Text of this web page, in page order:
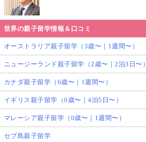
世界の親子留学情報＆口コミ
オーストラリア親子留学（3歳〜｜1週間〜）
ニュージーランド親子留学（2歳〜｜2泊3日〜）
カナダ親子留学（6歳〜｜1週間〜）
イギリス親子留学（0歳〜｜4泊5日〜）
マレーシア親子留学（0歳〜｜1週間〜）
セブ島親子留学